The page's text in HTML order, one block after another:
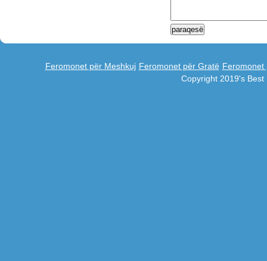
Feromonet për Meshkuj Feromonet për Gratë Feromonet
Copyright 2019's Best